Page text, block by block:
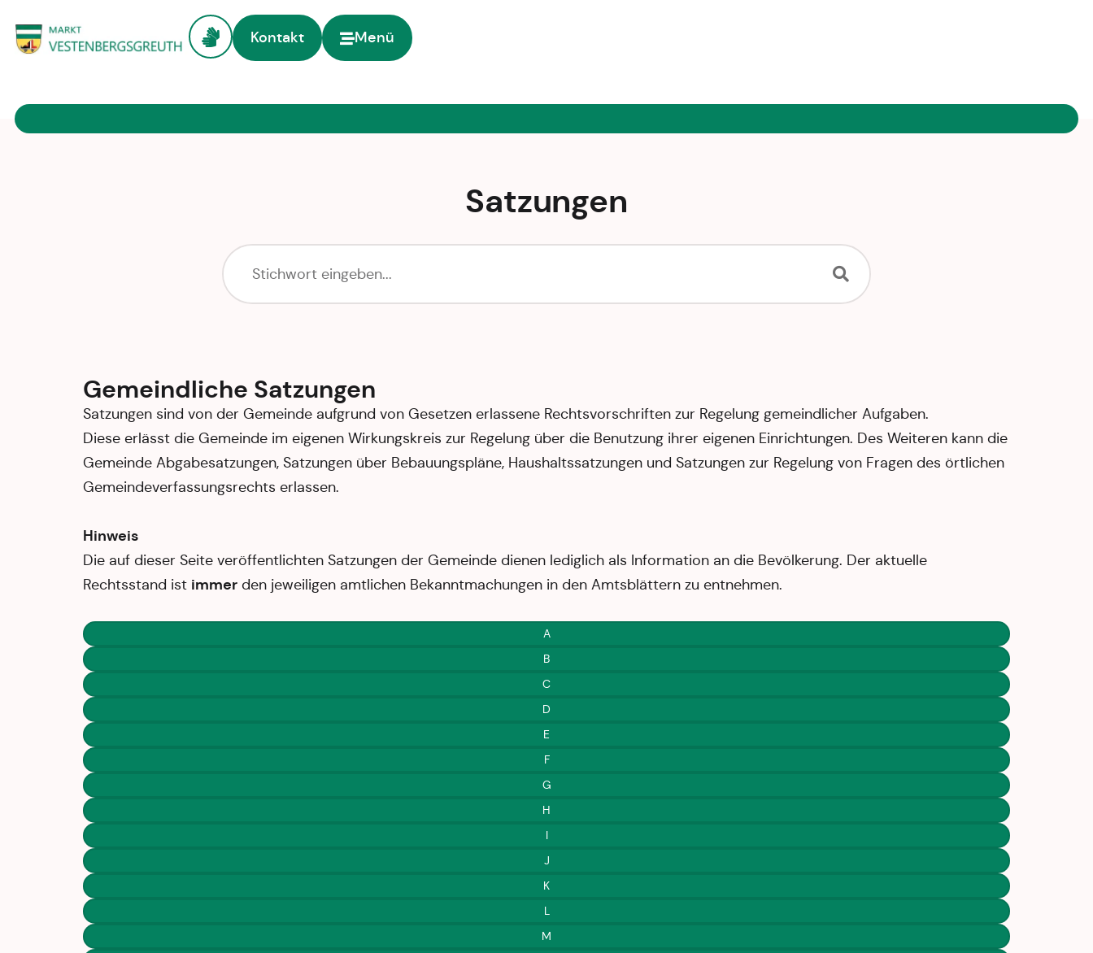
Kontakt Menü
Satzungen
Gemeindliche Satzungen
Satzungen sind von der Gemeinde aufgrund von Gesetzen erlassene Rechtsvorschriften zur Regelung gemeindlicher Aufgaben.
Diese erlässt die Gemeinde im eigenen Wirkungskreis zur Regelung über die Benutzung ihrer eigenen Einrichtungen. Des Weiteren kann die
Gemeinde Abgabesatzungen, Satzungen über Bebauungspläne, Haushaltssatzungen und Satzungen zur Regelung von Fragen des örtlichen
Gemeindeverfassungsrechts erlassen.
Hinweis
Die auf dieser Seite veröffentlichten Satzungen der Gemeinde dienen lediglich als Information an die Bevölkerung. Der aktuelle
Rechtsstand ist immer den jeweiligen amtlichen Bekanntmachungen in den Amtsblättern zu entnehmen.
A
B
C
D
E
F
G
H
I
J
K
L
M